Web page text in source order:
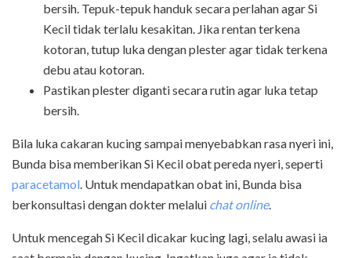
bersih. Tepuk-tepuk handuk secara perlahan agar Si
Kecil tidak terlalu kesakitan. Jika rentan terkena
kotoran, tutup luka dengan plester agar tidak terkena
debu atau kotoran.
Pastikan plester diganti secara rutin agar luka tetap
bersih.
Bila luka cakaran kucing sampai menyebabkan rasa nyeri ini,
Bunda bisa memberikan Si Kecil obat pereda nyeri, seperti
paracetamol. Untuk mendapatkan obat ini, Bunda bisa
berkonsultasi dengan dokter melalui chat online.
Untuk mencegah Si Kecil dicakar kucing lagi, selalu awasi ia